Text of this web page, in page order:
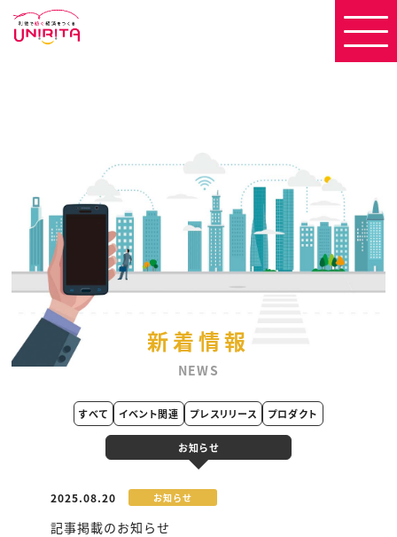
新着情報
NEWS
すべて イベント関連
お知らせ
プレスリリース プロダクト
2025.08.20 お知らせ
記事掲載のお知らせ